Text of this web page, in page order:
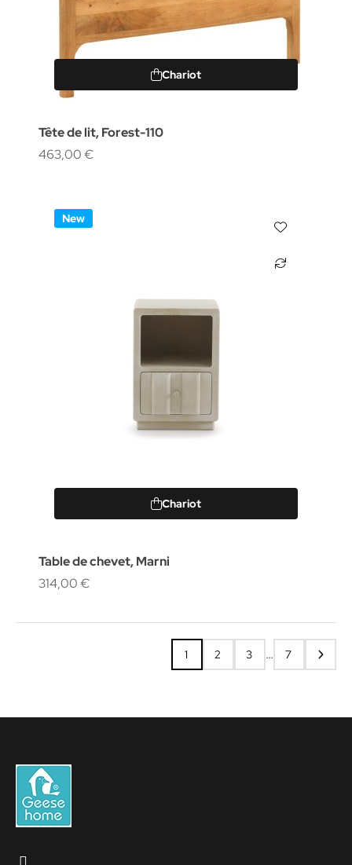
Chariot
Tête de lit, Forest-110
463,00 €
New
Chariot
Table de chevet, Marni
314,00 €
1 2 3 … 7